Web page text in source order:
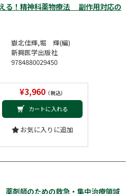
る！精神科薬物療法 副作用対応の
嶽北佳輝,堀 輝(編)
新興医学出版社
9784880029450
¥3,960（税込）
カートに入れる
お気に入りに追加
剤師のための救急・集中治療領域